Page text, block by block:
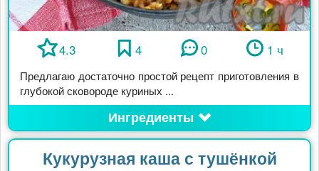
4.3 4 0 1 ч
Предлагаю достаточно простой рецепт приготовления в
глубокой сковороде куриных ...
Ингредиенты
Кукурузная каша с тушёнкой